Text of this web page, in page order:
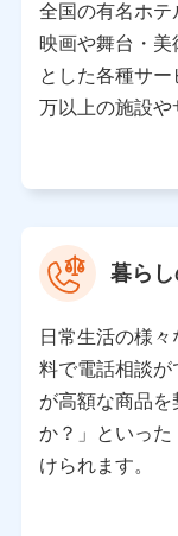
当該個人データ
り）
東京都千代田区
株式会社NTTド
東京都中央区日
ビル 3F
※ 当社および株
データ憲章」に
※ パーソナルデ
理」の設定状態
※ dポイントクラ
日以降、一度もd
個人データは、
全国の有名ホ
映画や舞台・
とした各種サ
万以上の施設や
暮ら
日常生活の様
料で電話相談が
が高額な商品
か？」といった
けられます。